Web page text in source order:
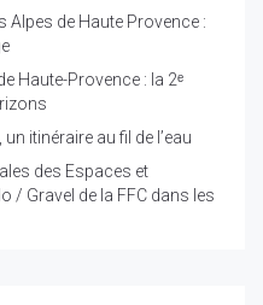
de Haute Provence :
Haute-Provence : la 2ᵉ
itinéraire au fil de l’eau
des Espaces et
/ Gravel de la FFC dans les